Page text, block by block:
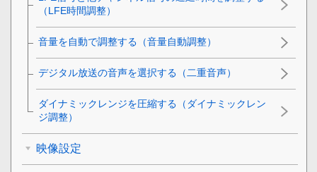
（LFE時間調整）
音量を自動で調整する（音量自動調整）
デジタル放送の音声を選択する（二重音声）
ダイナミックレンジを圧縮する（ ダイナミックレン
ジ調整）
映像設定